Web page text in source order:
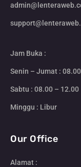
Jam Buka :
Senin – Jumat :
Sabtu : 08.00 – 12.00
Minggu : Libur
Our Office
Alamat :